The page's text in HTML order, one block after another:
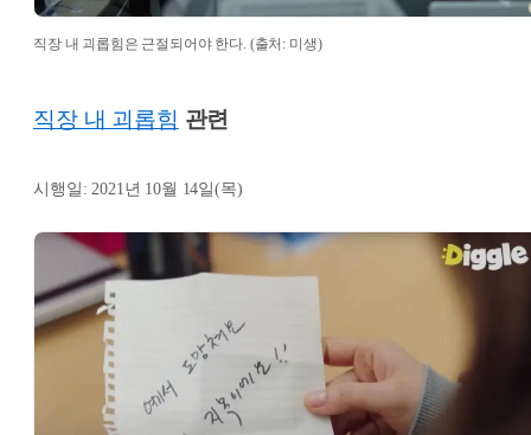
직장 내 괴롭힘은 근절되어야 한다. (출처: 미생)
직장 내 괴롭힘 관련
시행일: 2021년 10월 14일(목)